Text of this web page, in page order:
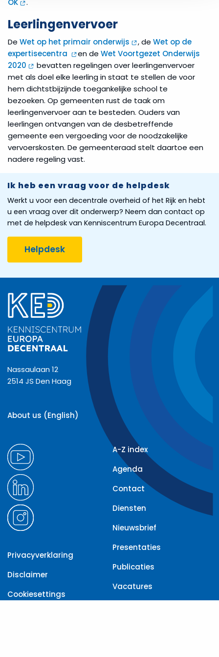
OK
.
Leerlingenvervoer
De Wet op het primair onderwijs , de Wet op de
expertisecentra
en de Wet Voortgezet Onderwijs
2020
bevatten regelingen over leerlingenvervoer
met als doel elke leerling in staat te stellen de voor
hem dichtstbijzijnde toegankelijke school te
bezoeken. Op gemeenten rust de taak om
leerlingenvervoer aan te besteden. Ouders van
leerlingen ontvangen van de desbetreffende
gemeente een vergoeding voor de noodzakelijke
vervoerskosten. De gemeenteraad stelt daartoe een
nadere regeling vast.
Ik heb een vraag voor de helpdesk
Werkt u voor een decentrale overheid of het Rijk en hebt
u een vraag over dit onderwerp? Neem dan contact op
met de helpdesk van Kenniscentrum Europa Decentraal.
Helpdesk
Nassaulaan 12
2514 JS Den Haag
About us (English)
Privacyverklaring
Disclaimer
Cookiesettings
A-Z index
Agenda
Contact
Diensten
Nieuwsbrief
Presentaties
Publicaties
Vacatures